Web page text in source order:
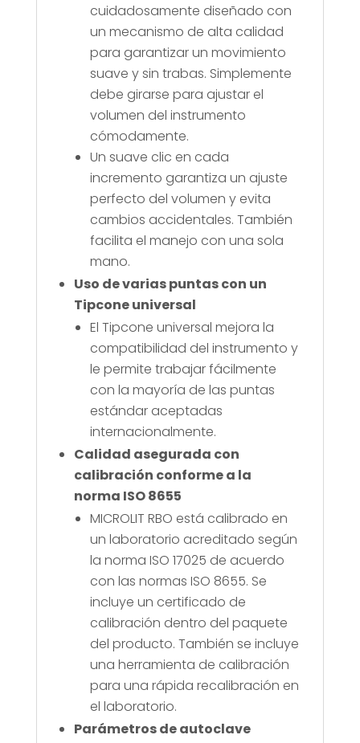
cuidadosamente diseñado con
un mecanismo de alta calidad
para garantizar un movimiento
suave y sin trabas. Simplemente
debe girarse para ajustar el
volumen del instrumento
cómodamente.
Un suave clic en cada
incremento garantiza un ajuste
perfecto del volumen y evita
cambios accidentales. También
facilita el manejo con una sola
mano.
Uso de varias puntas con un
Tipcone universal
El Tipcone universal mejora la
compatibilidad del instrumento y
le permite trabajar fácilmente
con la mayoría de las puntas
estándar aceptadas
internacionalmente.
Calidad asegurada con
calibración conforme a la
norma ISO 8655
MICROLIT RBO está calibrado en
un laboratorio acreditado según
la norma ISO 17025 de acuerdo
con las normas ISO 8655. Se
incluye un certificado de
calibración dentro del paquete
del producto. También se incluye
una herramienta de calibración
para una rápida recalibración en
el laboratorio.
Parámetros de autoclave